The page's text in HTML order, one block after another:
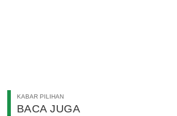
KABAR PILIHAN
BACA JUGA